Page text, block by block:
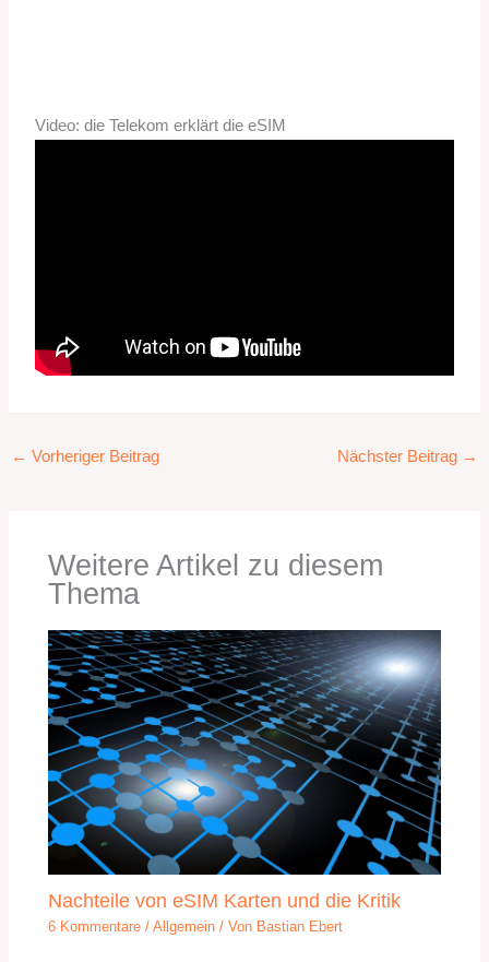
Video: die Telekom erklärt die eSIM
← Vorheriger Beitrag Nächster Beitrag →
Weitere Artikel zu diesem
Thema
Nachteile von eSIM Karten und die Kritik
6 Kommentare /Allgemein / Von Bastian Ebert